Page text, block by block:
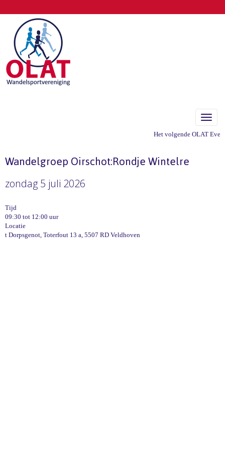
Het volgende OLAT
Wandelgroep Oirschot:Rondje Wintelre
zondag 5 juli 2026
Tijd
09:30 tot 12:00 uur
Locatie
t Dorpsgenot, Toterfout 13 a, 5507 RD Veldhoven